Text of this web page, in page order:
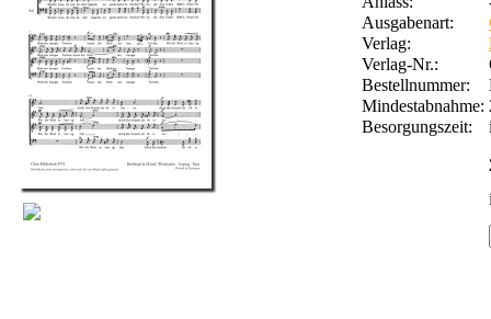
Ausgabenart:
Verlag:
Verlag-Nr.:
Bestellnummer:
Mindestabnahme:
Besorgungszeit: